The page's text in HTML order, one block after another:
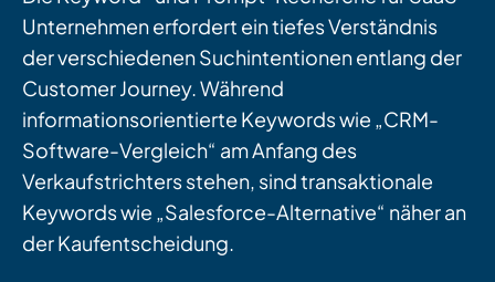
Unternehmen erfordert ein tiefes Verständnis
der verschiedenen Suchintentionen entlang der
Customer Journey. Während
informationsorientierte Keywords wie „CRM-
Software-Vergleich“ am Anfang des
Verkaufstrichters stehen, sind transaktionale
Keywords wie „Salesforce-Alternative“ näher an
der Kaufentscheidung.